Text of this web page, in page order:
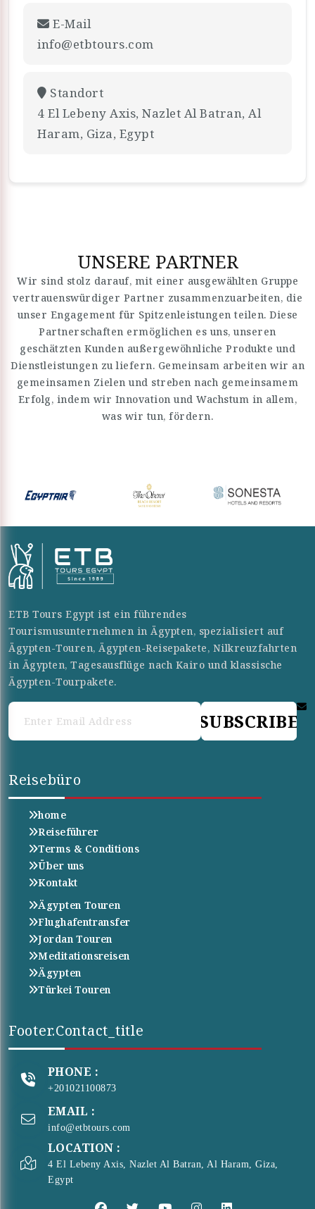
E-Mail
info@etbtours.com
Standort
4 El Lebeny Axis, Nazlet Al Batran, Al
Haram, Giza, Egypt
UNSERE PARTNER
Wir sind stolz darauf, mit einer ausgewählten Gruppe
vertrauenswürdiger Partner zusammenzuarbeiten, die
unser Engagement für Spitzenleistungen teilen. Diese
Partnerschaften ermöglichen es uns, unseren
geschätzten Kunden außergewöhnliche Produkte und
Dienstleistungen zu liefern. Gemeinsam arbeiten wir an
gemeinsamen Zielen und streben nach gemeinsamem
Erfolg, indem wir Innovation und Wachstum in allem,
was wir tun, fördern.
ETB Tours Egypt ist ein führendes
Tourismusunternehmen in Ägypten, spezialisiert auf
Ägypten-Touren, Ägypten-Reisepakete, Nilkreuzfahrten
in Ägypten, Tagesausflüge nach Kairo und klassische
Ägypten-Tourpakete.
SUBSCRIBE
Reisebüro
home
Reiseführer
Terms & Conditions
Über uns
Kontakt
Ägypten Touren
Flughafentransfer
Jordan Touren
Meditationsreisen
Ägypten
Türkei Touren
Footer.contact_title
PHONE :
+201021100873
EMAIL :
info@etbtours.com
LOCATION :
4 El Lebeny Axis, Nazlet Al Batran, Al Haram, Giza,
Egypt